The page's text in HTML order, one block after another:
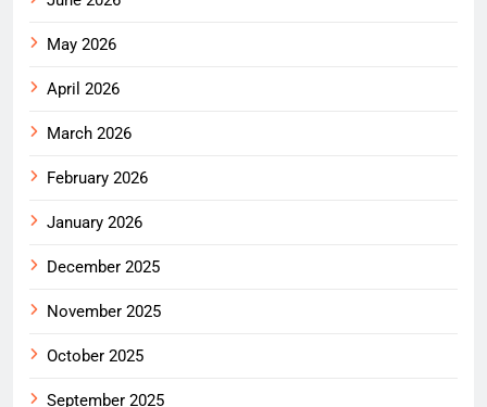
May 2026
April 2026
March 2026
February 2026
January 2026
December 2025
November 2025
October 2025
September 2025